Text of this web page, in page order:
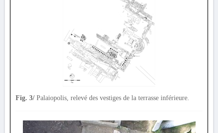
Fig. 3/ Palaiopolis, relevé des vestiges de la terrasse inférieure.